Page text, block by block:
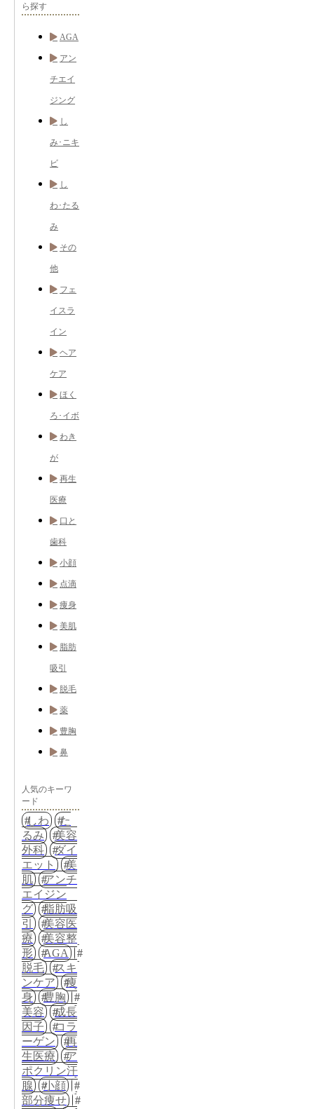
ら探す
AGA
アン
チエイ
ジング
し
み･ニキ
ビ
し
わ･たる
み
その
他
フェ
イスラ
イン
ヘア
ケア
ほく
ろ･イボ
わき
が
再生
医療
口と
歯科
小顔
点滴
痩身
美肌
脂肪
吸引
脱毛
薬
豊胸
鼻
人気のキーワ
ード
しわ
た
るみ
美容
外科
ダイ
エット
美
肌
アンチ
エイジン
グ
脂肪吸
引
美容医
療
美容整
形
AGA
脱毛
スキ
ンケア
痩
身
豊胸
美容
成長
因子
コラ
ーゲン
再
生医療
ア
ポクリン汗
腺
小顔
部分痩せ